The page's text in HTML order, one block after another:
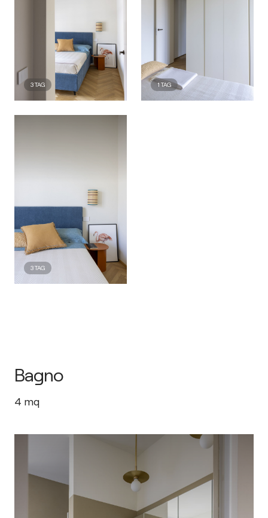
3TAG
3TAG
1TAG
Bagno
4 mq